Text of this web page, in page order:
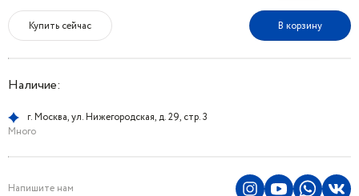
Купить сейчас В корзину
Наличие:
г. Москва, ул. Нижегородская, д. 29, стр. 3
Много
Напишите нам